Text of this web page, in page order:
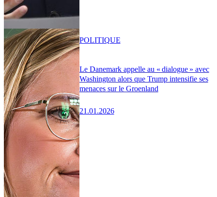
Le Danemark appelle au « dialogue » avec
Washington alors que Trump intensifie ses
menaces sur le Groenland
21.01.2026
POLITIQUE